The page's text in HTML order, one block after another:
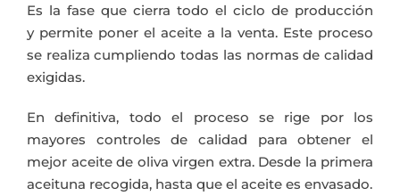
Es la fase que cierra todo el ciclo de producción
y permite poner el aceite a la venta. Este proceso
se realiza cumpliendo todas las normas de calidad
exigidas.
En definitiva, todo el proceso se rige por los
mayores controles de calidad para obtener el
mejor aceite de oliva virgen extra. Desde la primera
aceituna recogida, hasta que el aceite es envasado.